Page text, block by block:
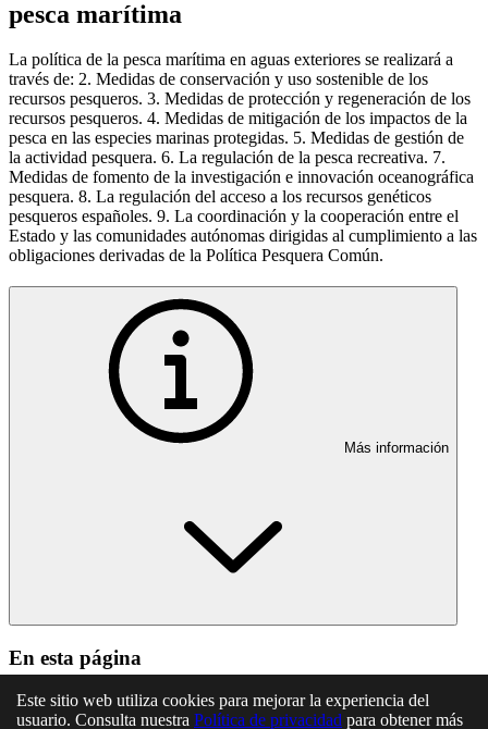
pesca marítima
La política de la pesca marítima en aguas exteriores se realizará a
través de: 2. Medidas de conservación y uso sostenible de los
recursos pesqueros. 3. Medidas de protección y regeneración de los
recursos pesqueros. 4. Medidas de mitigación de los impactos de la
pesca en las especies marinas protegidas. 5. Medidas de gestión de
la actividad pesquera. 6. La regulación de la pesca recreativa. 7.
Medidas de fomento de la investigación e innovación oceanográfica
pesquera. 8. La regulación del acceso a los recursos genéticos
pesqueros españoles. 9. La coordinación y la cooperación entre el
Estado y las comunidades autónomas dirigidas al cumplimiento a las
obligaciones derivadas de la Política Pesquera Común.
Más información
En esta página
Artículo 1. Objeto
Artículo 2. Ámbito de aplicación
Este sitio web utiliza cookies para mejorar la experiencia del
usuario. Consulta nuestra Política de privacidad para obtener más